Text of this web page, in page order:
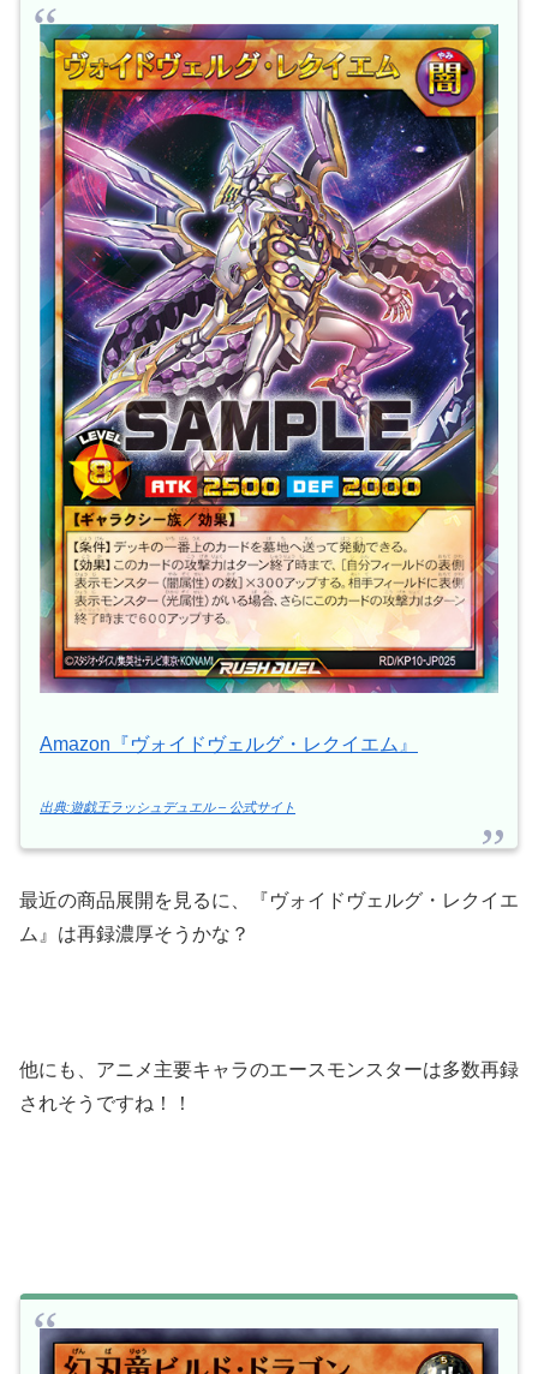
Amazon『ヴォイドヴェルグ・レクイエム』
出典:遊戯王ラッシュデュエル – 公式サイト
最近の商品展開を見るに、『ヴォイドヴェルグ・レクイエ
ム』は再録濃厚そうかな？
他にも、アニメ主要キャラのエースモンスターは多数再録
されそうですね！！